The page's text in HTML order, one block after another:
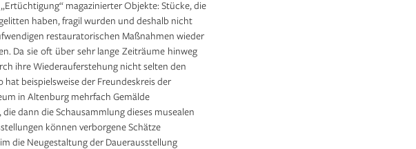
magazinierter Objekte: Stücke, die
haben, fragil wurden und deshalb nicht
restauratorischen Maß­nahmen wieder
Da sie oft über sehr lange Zeiträume hinweg
ihre Wiederauferstehung nicht selten den
beispielsweise der Freundeskreis der
in Altenburg mehrfach Gemälde
dann die Schau­sammlung dieses musealen
können verborgene Schätze
die Neugestaltung der Dauer­ausstellung